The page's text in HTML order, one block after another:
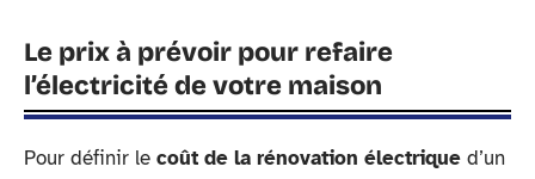
Le prix à prévoir pour refaire
l’électricité de votre maison
Pour définir le coût de la rénovation électrique d’un